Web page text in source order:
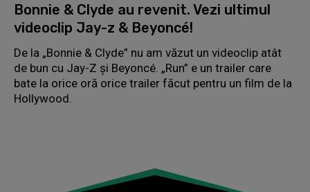
Bonnie & Clyde au revenit. Vezi ultimul
videoclip Jay-z & Beyoncé!
De la „Bonnie & Clyde” nu am văzut un videoclip atât
de bun cu Jay-Z şi Beyoncé. „Run” e un trailer care
bate la orice oră orice trailer făcut pentru un film de la
Hollywood.